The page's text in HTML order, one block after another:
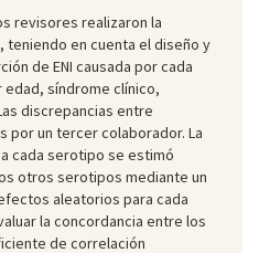
revisores realizaron la
en cuenta el diseño y
de ENI causada por cada
síndrome clínico,
discrepancias entre
por un tercer colaborador. La
cada serotipo se estimó
otros serotipos mediante un
aleatorios para cada
la concordancia entre los
de correlación